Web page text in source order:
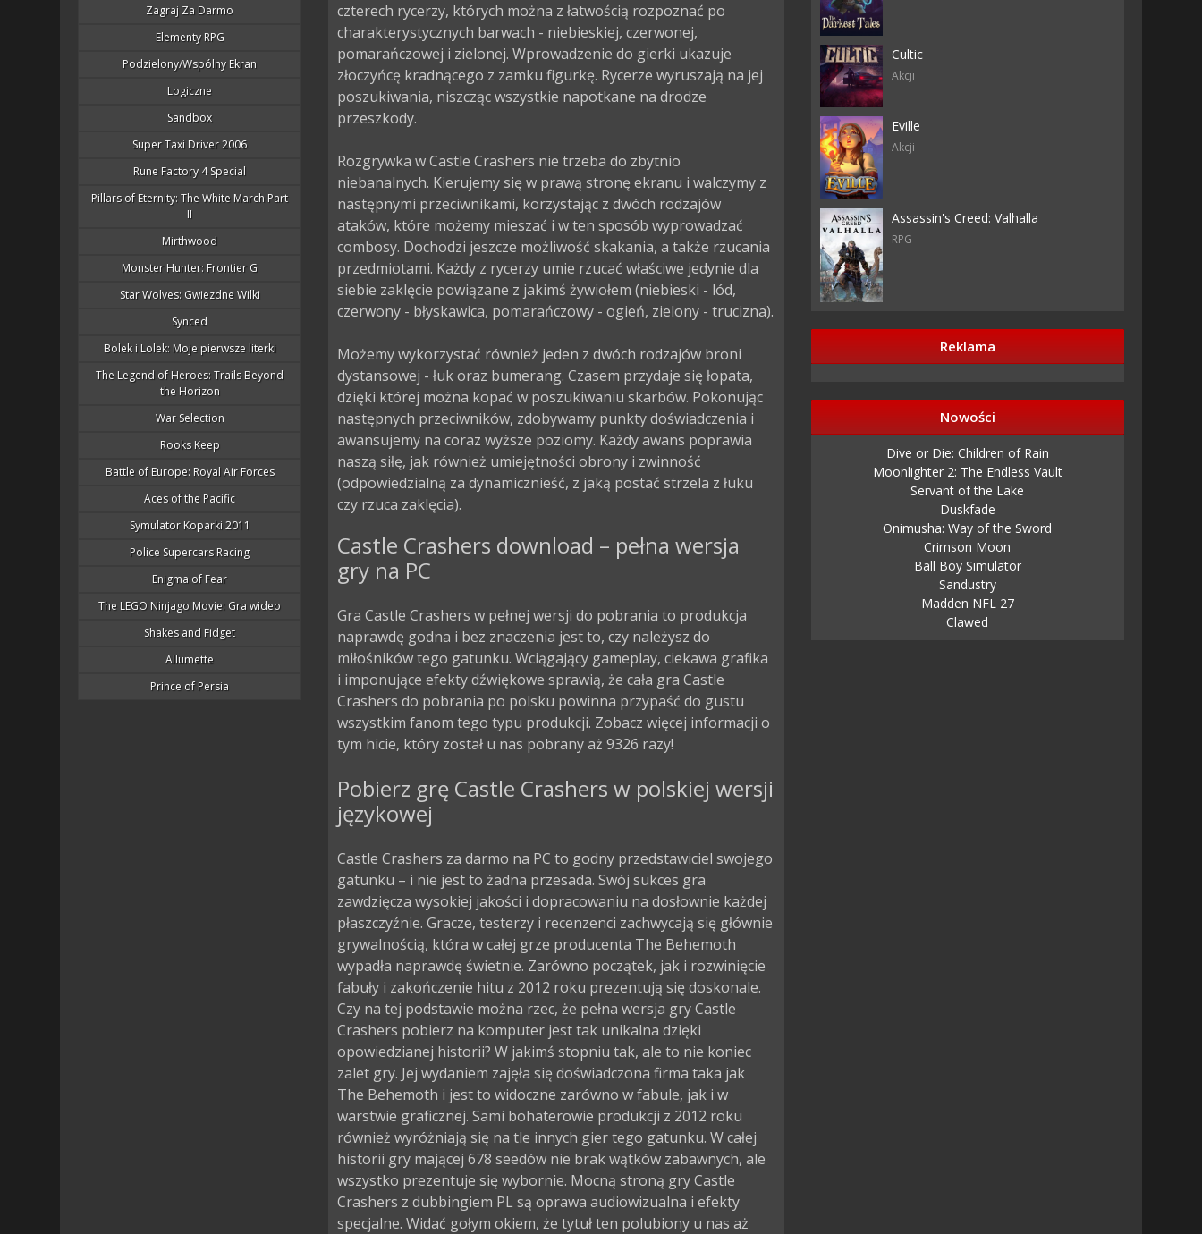
Zagraj Za Darmo
Elementy RPG
Podzielony/wspólny Ekran
Logiczne
Sandbox
Super Taxi Driver 2006
Rune Factory 4 Special
Pillars of Eternity: The White March Part
II
Mirthwood
Monster Hunter: Frontier G
Star Wolves: Gwiezdne Wilki
Synced
Bolek i Lolek: Moje pierwsze literki
The Legend of Heroes: Trails Beyond
the Horizon
War Selection
Rooks Keep
Battle of Europe: Royal Air Forces
Aces of the Pacific
Symulator Koparki 2011
Police Supercars Racing
Enigma of Fear
The LEGO Ninjago Movie: Gra wideo
Shakes and Fidget
Allumette
Prince of Persia
czterech rycerzy, których można z łatwością rozpoznać po
charakterystycznych barwach - niebieskiej, czerwonej,
pomarańczowej i zielonej. Wprowadzenie do gierki ukazuje
złoczyńcę kradnącego z zamku figurkę. Rycerze wyruszają na jej
poszukiwania, niszcząc wszystkie napotkane na drodze
przeszkody.
Rozgrywka w Castle Crashers nie trzeba do zbytnio
niebanalnych. Kierujemy się w prawą stronę ekranu i walczymy z
następnymi przeciwnikami, korzystając z dwóch rodzajów
ataków, które możemy mieszać i w ten sposób wyprowadzać
combosy. Dochodzi jeszcze możliwość skakania, a także rzucania
przedmiotami. Każdy z rycerzy umie rzucać właściwe jedynie dla
siebie zaklęcie powiązane z jakimś żywiołem (niebieski - lód,
czerwony - błyskawica, pomarańczowy - ogień, zielony - trucizna).
Możemy wykorzystać również jeden z dwóch rodzajów broni
dystansowej - łuk oraz bumerang. Czasem przydaje się łopata,
dzięki której można kopać w poszukiwaniu skarbów. Pokonując
następnych przeciwników, zdobywamy punkty doświadczenia i
awansujemy na coraz wyższe poziomy. Każdy awans poprawia
naszą siłę, jak również umiejętności obrony i zwinność
(odpowiedzialną za dynamicznieść, z jaką postać strzela z łuku
czy rzuca zaklęcia).
Castle Crashers download – pełna wersja
gry na PC
Gra Castle Crashers w pełnej wersji do pobrania to produkcja
naprawdę godna i bez znaczenia jest to, czy należysz do
miłośników tego gatunku. Wciągający gameplay, ciekawa grafika
i imponujące efekty dźwiękowe sprawią, że cała gra Castle
Crashers do pobrania po polsku powinna przypaść do gustu
wszystkim fanom tego typu produkcji. Zobacz więcej informacji o
tym hicie, który został u nas pobrany aż 9326 razy!
Pobierz grę Castle Crashers w polskiej wersji
językowej
Castle Crashers za darmo na PC to godny przedstawiciel swojego
gatunku – i nie jest to żadna przesada. Swój sukces gra
zawdzięcza wysokiej jakości i dopracowaniu na dosłownie każdej
płaszczyźnie. Gracze, testerzy i recenzenci zachwycają się głównie
grywalnością, która w całej grze producenta The Behemoth
wypadła naprawdę świetnie. Zarówno początek, jak i rozwinięcie
fabuły i zakończenie hitu z 2012 roku prezentują się doskonale.
Czy na tej podstawie można rzec, że pełna wersja gry Castle
Crashers pobierz na komputer jest tak unikalna dzięki
opowiedzianej historii? W jakimś stopniu tak, ale to nie koniec
zalet gry. Jej wydaniem zajęła się doświadczona firma taka jak
The Behemoth i jest to widoczne zarówno w fabule, jak i w
warstwie graficznej. Sami bohaterowie produkcji z 2012 roku
również wyróżniają się na tle innych gier tego gatunku. W całej
historii gry mającej 678 seedów nie brak wątków zabawnych, ale
wszystko prezentuje się wybornie. Mocną stroną gry Castle
Crashers z dubbingiem PL są oprawa audiowizualna i efekty
specjalne. Widać gołym okiem, że tytuł ten polubiony u nas aż
Cultic
Akcji
Eville
Akcji
Assassin's Creed: Valhalla
RPG
Reklama
Nowości
Dive or Die: Children of Rain
Moonlighter 2: The Endless Vault
Servant of the Lake
Duskfade
Onimusha: Way of the Sword
Crimson Moon
Ball Boy Simulator
Sandustry
Madden NFL 27
Clawed